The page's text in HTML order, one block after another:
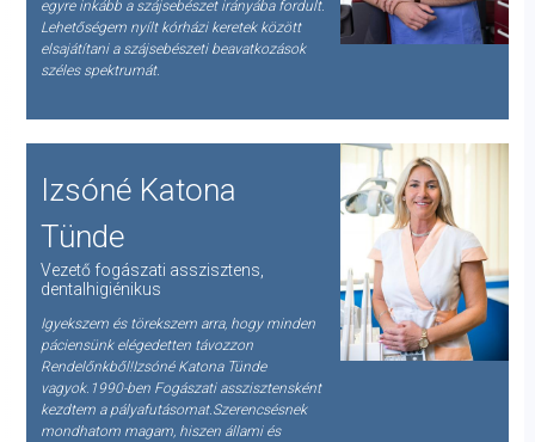
egyre inkább a szájsebészet irányába fordult.
Lehetőségem nyílt kórházi keretek között
elsajátítani a szájsebészeti beavatkozások
széles spektrumát.
Izsóné Katona
Tünde
Vezető fogászati asszisztens,
dentalhigiénikus
Igyekszem és törekszem arra, hogy minden
páciensünk elégedetten távozzon
Rendelőnkből!Izsóné Katona Tünde
vagyok.1990-ben Fogászati asszisztensként
kezdtem a pályafutásomat.Szerencsésnek
mondhatom magam, hiszen állami és